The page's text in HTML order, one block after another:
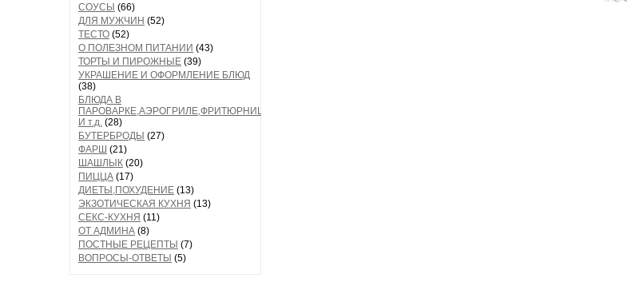
СОУСЫ (66)
ДЛЯ МУЖЧИН (52)
ТЕСТО (52)
О ПОЛЕЗНОМ ПИТАНИИ (43)
ТОРТЫ И ПИРОЖНЫЕ (39)
УКРАШЕНИЕ И ОФОРМЛЕНИЕ БЛЮД
(38)
БЛЮДА В
ПАРОВАРКЕ,АЭРОГРИЛЕ,ФРИТЮРНИЦЕ
И т.д. (28)
БУТЕРБРОДЫ (27)
ФАРШ (21)
ШАШЛЫК (20)
ПИЦЦА (17)
ДИЕТЫ,ПОХУДЕНИЕ (13)
ЭКЗОТИЧЕСКАЯ КУХНЯ (13)
СЕКС-КУХНЯ (11)
ОТ АДМИНА (8)
ПОСТНЫЕ РЕЦЕПТЫ (7)
ВОПРОСЫ-ОТВЕТЫ (5)